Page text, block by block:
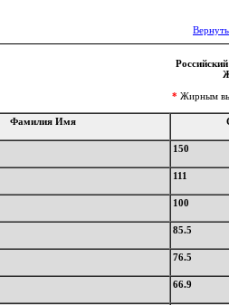
* Жирным
Фамилия Имя
150
111
100
85.5
76.5
66.9